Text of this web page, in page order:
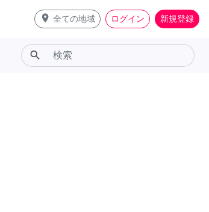
place 全ての地域 ログイン 新規登録
search